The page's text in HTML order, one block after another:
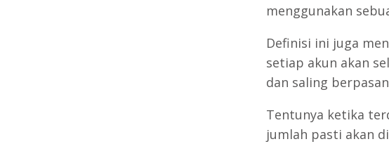
menggunakan
Definisi ini juga
setiap akun akan
dan saling
Tentunya ketika
jumlah pasti akan